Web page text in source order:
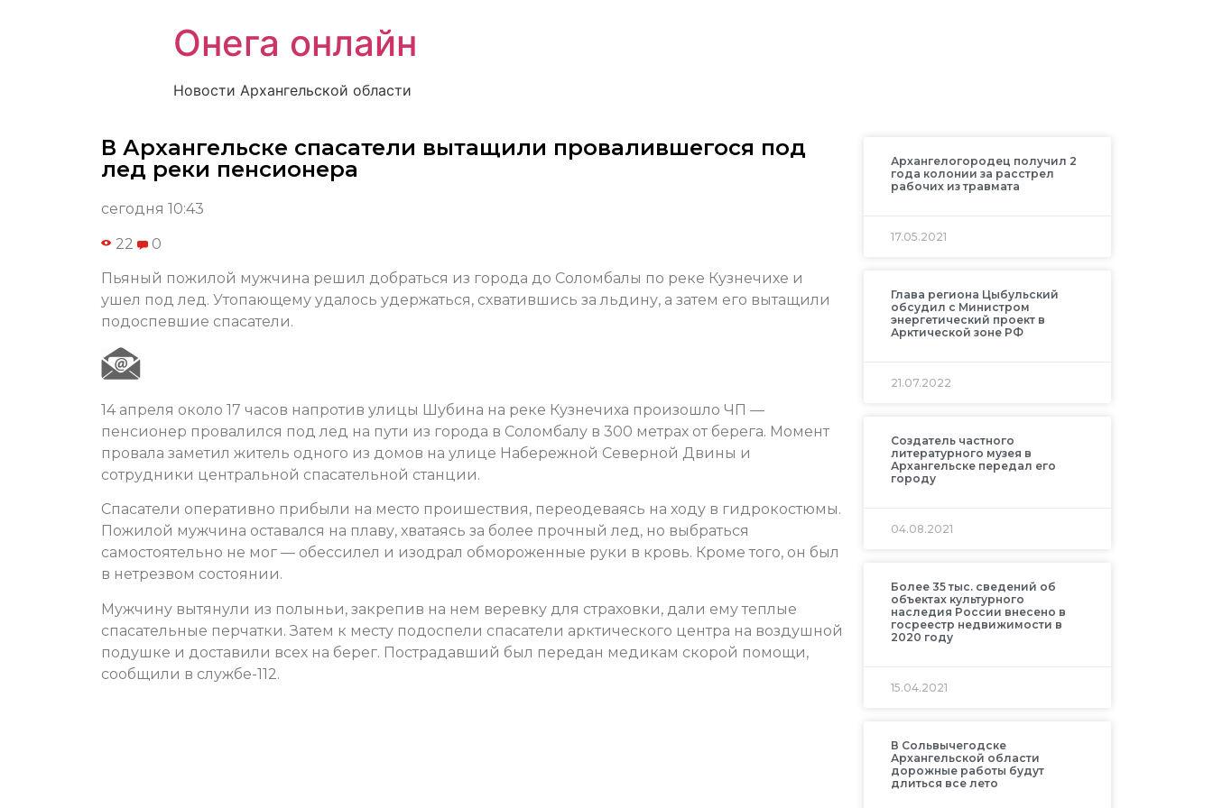
Онега онлайн
Новости Архангельской области
В Архангельске спасатели вытащили провалившегося под
лед реки пенсионера
сегодня 10:43
22 0
Пьяный пожилой мужчина решил добраться из города до Соломбалы по реке Кузнечихе и
ушел под лед. Утопающему удалось удержаться, схватившись за льдину, а затем его вытащили
подоспевшие спасатели.
14 апреля около 17 часов напротив улицы Шубина на реке Кузнечиха произошло ЧП —
пенсионер провалился под лед на пути из города в Соломбалу в 300 метрах от берега. Момент
провала заметил житель одного из домов на улице Набережной Северной Двины и
сотрудники центральной спасательной станции.
Спасатели оперативно прибыли на место проишествия, переодеваясь на ходу в гидрокостюмы.
Пожилой мужчина оставался на плаву, хватаясь за более прочный лед, но выбраться
самостоятельно не мог — обессилел и изодрал обмороженные руки в кровь. Кроме того, он был
в нетрезвом состоянии.
Мужчину вытянули из полыньи, закрепив на нем веревку для страховки, дали ему теплые
спасательные перчатки. Затем к месту подоспели спасатели арктического центра на воздушной
подушке и доставили всех на берег. Пострадавший был передан медикам скорой помощи,
сообщили в службе-112.
Архангелогородец получил 2
года колонии за расстрел
рабочих из травмата
17.05.2021
Глава региона Цыбульский
обсудил с Министром
энергетический проект в
Арктической зоне РФ
21.07.2022
Создатель частного
литературного музея в
Архангельске передал его
городу
04.08.2021
Более 35 тыс. сведений об
объектах культурного
наследия России внесено в
госреестр недвижимости в
2020 году
15.04.2021
В Сольвычегодске
Архангельской области
дорожные работы будут
длиться все лето